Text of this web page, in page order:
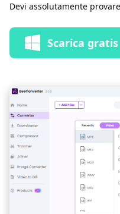
Devi assolutamente
Scarica gratis